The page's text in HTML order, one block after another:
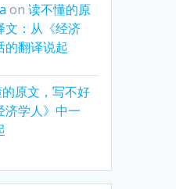
on读不懂的原
文：从《经济
的翻译说起
原文，写不好
济学人》中一